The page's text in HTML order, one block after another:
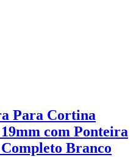
Para Cortina
com Ponteira
Branco